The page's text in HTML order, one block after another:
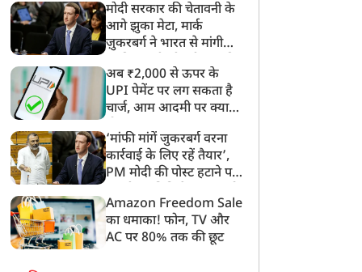
न्यूज
हैं विश्वेश नेगी? जिन्हें जंग
बीच मोदी सरकार ने तेहरान
दी बड़ी जिम्मेदारी
भारत ने कसी नकेल तो
निकली अमेरिकी सांसद की
चीख, विरोध से साबित हुआ,
क्यों जरूरी है FCRA कानून
मोदी सरकार की चेतावनी के
आगे झुका मेटा, मार्क
ज़ुकरबर्ग ने भारत से मांगी
अब ₹2,000 से ऊपर के
UPI पेमेंट पर लग सकता है
चार्ज, आम आदमी पर क्या
‘मांफी मांगें जुकरबर्ग वरना
कार्रवाई के लिए रहें तैयार’,
PM मोदी की पोस्ट हटाने पर
लगाई फटकार
Amazon Freedom Sale
का धमाका! फोन, TV और
AC पर 80% तक की छूट